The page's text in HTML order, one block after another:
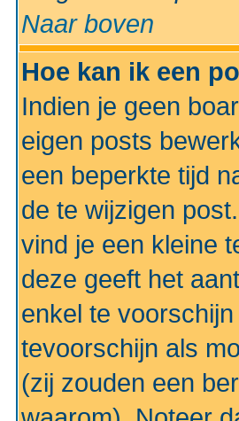
Naar boven
Hoe kan ik een
Indien je geen
eigen posts
een beperkte tijd
de te wijzigen
vind je een kleine
deze geeft het
enkel te
tevoorschijn als
(zij zouden een